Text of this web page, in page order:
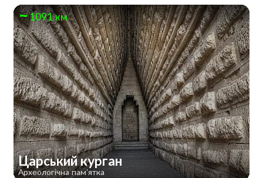
1091 км
Царський курган
Археологічна пам'ятка